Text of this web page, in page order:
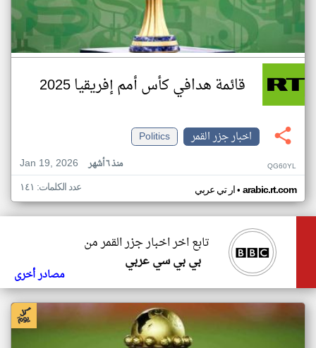
قائمة هدافي كأس أمم إفريقيا 2025
اخبار جزر القمر
Politics
Jan 19, 2026
منذ ٦ أشهر QG60YL
ار تي عربي• arabic.rt.com عدد الكلمات: ١٤١
تابع اخر اخبار جزر القمر من
بي بي سي عربي
مصادر أخرى